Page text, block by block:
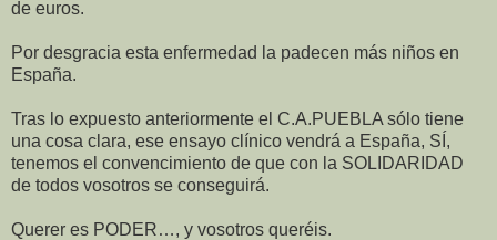
de euros.
Por desgracia esta enfermedad la padecen más niños en
España.
Tras lo expuesto anteriormente el C.A.PUEBLA sólo tiene
una cosa clara, ese ensayo clínico vendrá a España, SÍ,
tenemos el convencimiento de que con la SOLIDARIDAD
de todos vosotros se conseguirá.
Querer es PODER…, y vosotros queréis.